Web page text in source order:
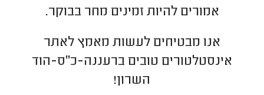
אמורים להיות זמינים מחר בבוקר.
אנו מבטיחים לעשות מאמץ לאתר
אינסטלטורים טובים ברעננה-כ"ס-הוד
השרון!